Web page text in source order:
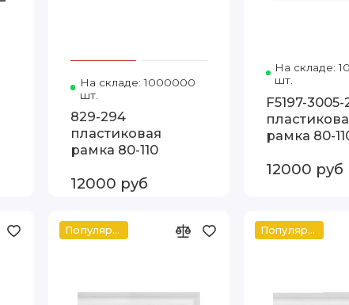
На складе: 1000000
шт.
Код товара: 829-294 80-
829-294
пластиковая
рамка 80-110
12000 руб
На складе:
шт.
F5197-3005-
рамка 80-
12000 руб
Популярное Популярное